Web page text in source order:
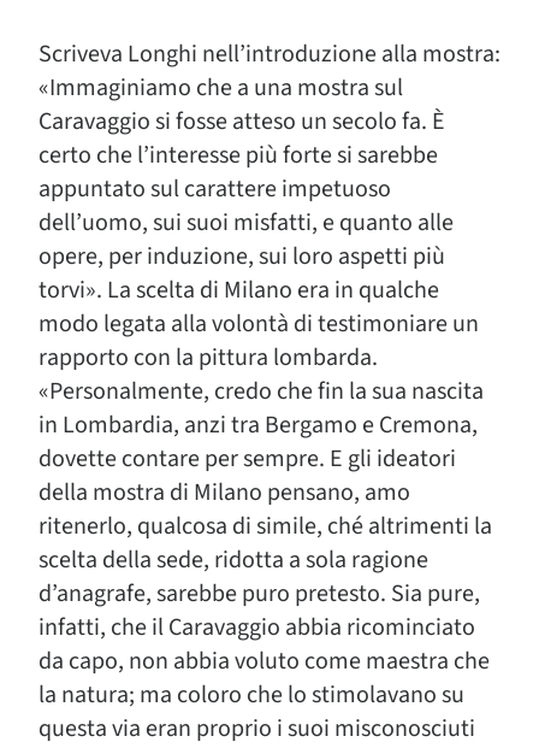
Scriveva Longhi nell’introduzione alla mostra:
«Immaginiamo che a una mostra sul
Caravaggio si fosse atteso un secolo fa. È
certo che l’interesse più forte si sarebbe
appuntato sul carattere impetuoso
dell’uomo, sui suoi misfatti, e quanto alle
opere, per induzione, sui loro aspetti più
torvi». La scelta di Milano era in qualche
modo legata alla volontà di testimoniare un
rapporto con la pittura lombarda.
«Personalmente, credo che fin la sua nascita
in Lombardia, anzi tra Bergamo e Cremona,
dovette contare per sempre. E gli ideatori
della mostra di Milano pensano, amo
ritenerlo, qualcosa di simile, ché altrimenti la
scelta della sede, ridotta a sola ragione
d’anagrafe, sarebbe puro pretesto. Sia pure,
infatti, che il Caravaggio abbia ricominciato
da capo, non abbia voluto come maestra che
la natura; ma coloro che lo stimolavano su
questa via eran proprio i suoi misconosciuti